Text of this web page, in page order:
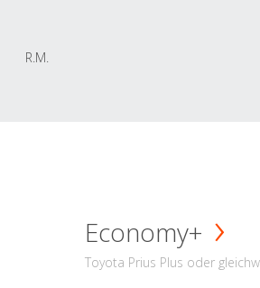
R.M.
Economy+
Toyota Prius Plus oder